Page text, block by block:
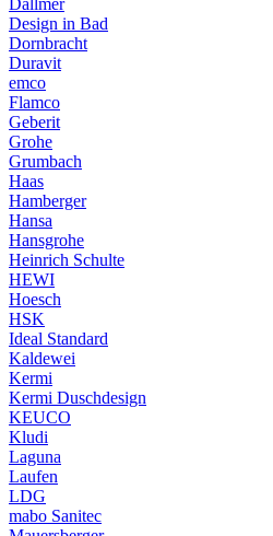
Dallmer
Design in Bad
Dornbracht
Duravit
emco
Flamco
Geberit
Grohe
Grumbach
Haas
Hamberger
Hansa
Hansgrohe
Heinrich Schulte
HEWI
Hoesch
HSK
Ideal Standard
Kaldewei
Kermi
Kermi Duschdesign
KEUCO
Kludi
Laguna
Laufen
LDG
mabo Sanitec